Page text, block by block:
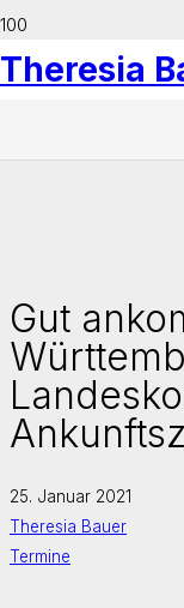
Theresia
Gut
25. Januar 2021
Theresia Bauer
Termine